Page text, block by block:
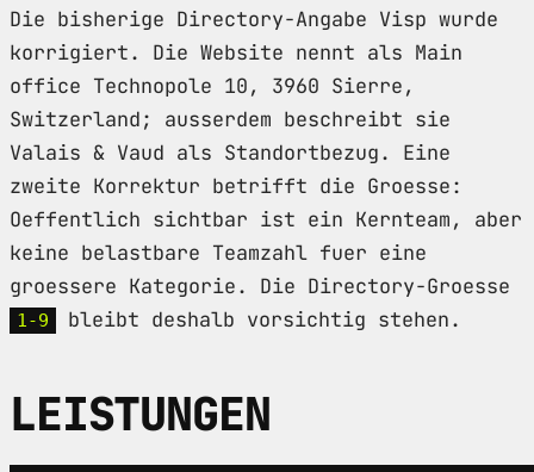
Die bisherige Directory-Angabe Visp wurde
korrigiert. Die Website nennt als Main
office Technopole 10, 3960 Sierre,
Switzerland; ausserdem beschreibt sie
Valais & Vaud als Standortbezug. Eine
zweite Korrektur betrifft die Groesse:
Oeffentlich sichtbar ist ein Kernteam, aber
keine belastbare Teamzahl fuer eine
groessere Kategorie. Die Directory-Groesse
1-9 bleibt deshalb vorsichtig stehen.
LEISTUNGEN